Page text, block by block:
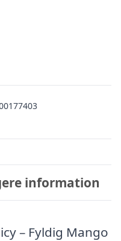
94,50.
information
– Fyldig Mango